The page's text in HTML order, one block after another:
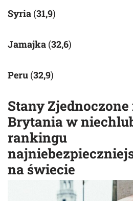
Syria (31,9)
Jamajka (32,6)
Peru (32,9)
Stany
Brytania w
rankingu
na świecie